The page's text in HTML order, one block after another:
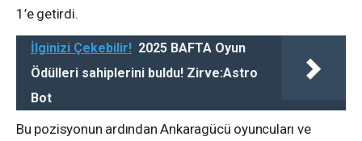
1’e getirdi.
İlginizi Çekebilir! 2025 BAFTA Oyun
Ödülleri sahiplerini buldu! Zirve:Astro
Bot
Bu pozisyonun ardından Ankaragücü oyuncuları ve